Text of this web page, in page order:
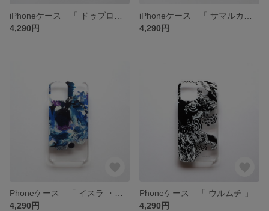
4,290円
4,290円
4,290円
Phoneケース 「 ウルムチ 」
4,290円